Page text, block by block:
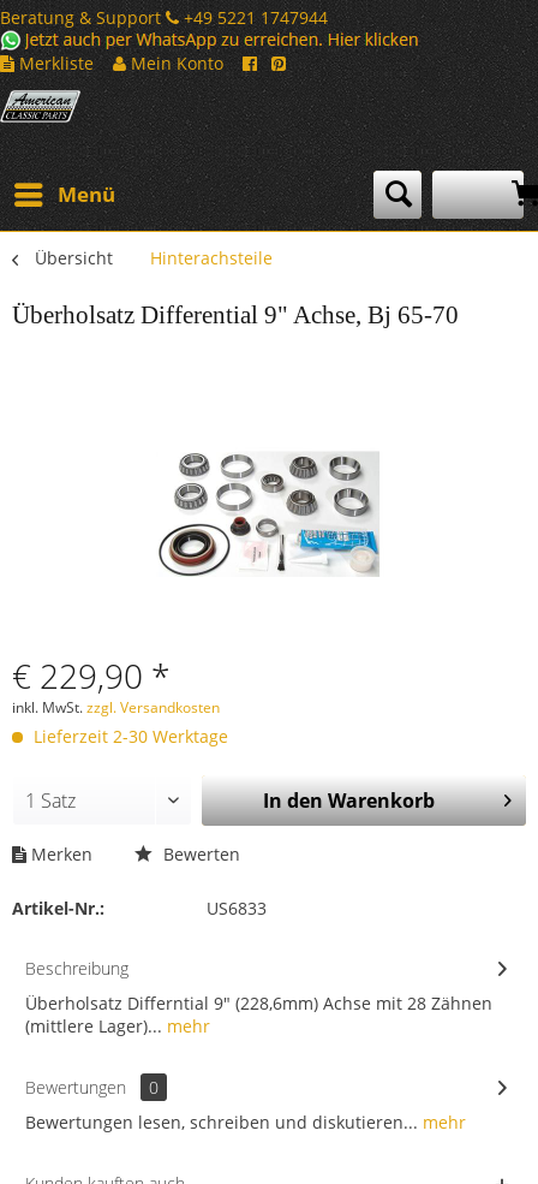
Beratung & Support
+49 5221 1747944
Merkliste
Mein Konto
Menü
Übersicht Hinterachsteile
Überholsatz Differential 9" Achse, Bj 65-70
€ 229,90 *
inkl. MwSt.zzgl. Versandkosten
Lieferzeit 2-30 Werktage
In denWarenkorb
Merken Bewerten
Artikel-Nr.: US6833
Beschreibung
Überholsatz Differntial 9" (228,6mm) Achse mit 28 Zähnen
(mittlere Lager)... mehr
Bewertungen
0
Bewertungen lesen, schreiben und diskutieren... mehr